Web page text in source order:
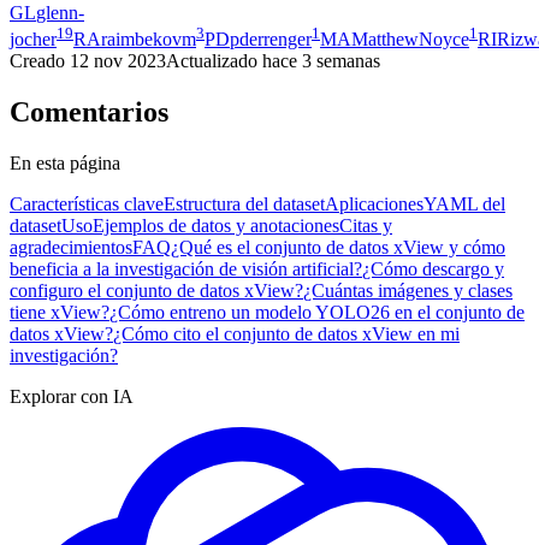
GLglenn-
jocher19RAraimbekovm3PDpderrenger1 MAMatthewNoyce1 RI
Creado 12 nov 2023Actualizado hace 3 semanas
Comentarios
En esta página
Características claveEstructura del datasetAplicacionesYAML del
datasetUsoEjemplos de datos y anotacionesCitas y
agradecimientosFAQ¿Qué es el conjunto de datos xView y cómo
beneficia a la investigación de visión artificial?¿Cómo descargo y
configuro el conjunto de datos xView?¿Cuántas imágenes y clases
tiene xView?¿Cómo entreno un modelo YOLO26 en el conjunto de
datos xView?¿Cómo cito el conjunto de datos xView en mi
investigación?
Explorar con IA